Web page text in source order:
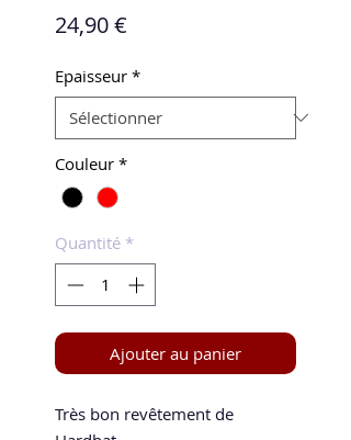
24,90 €
Epaisseur *
Couleur *
Quantité *
Ajouter au panier
Très bon revêtement de